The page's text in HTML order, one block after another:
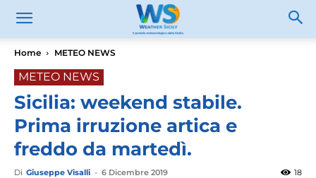
Home METEO NEWS
METEO NEWS
Sicilia: weekend stabile.
Prima irruzione artica e
freddo da martedì.
Di Giuseppe Visalli - 6 Dicembre 2019 18